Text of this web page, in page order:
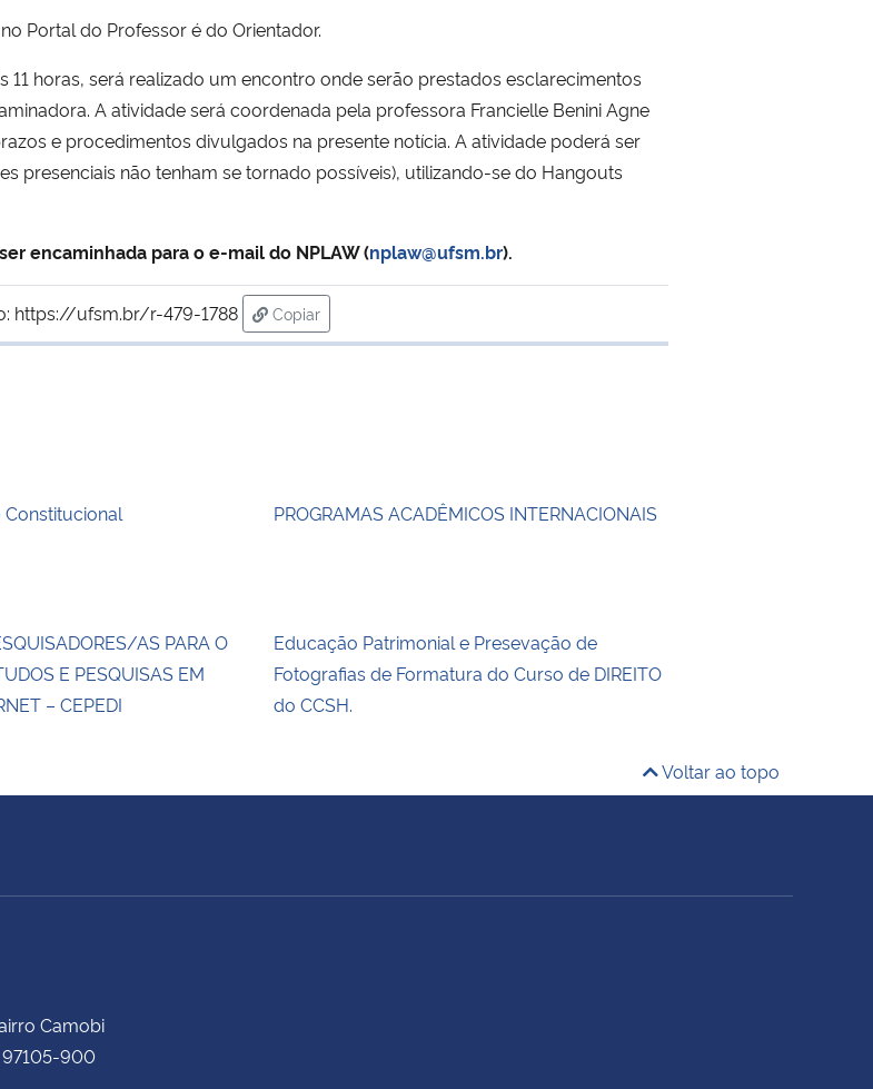
Portal do Professor é do Orientador.
11 horas, será realizado um encontro onde serão prestados esclarecimentos
A atividade será coordenada pela professora Francielle Benini Agne
e procedimentos divulgados na presente notícia. A atividade poderá ser
presenciais não tenham se tornado possíveis), utilizando-se do Hangouts
encaminhada para o e-mail do NPLAW (nplaw@ufsm.br).
https://ufsm.br/r-479-1788
Copiar
para área de transferência
PROGRAMAS ACADÊMICOS INTERNACIONAIS
AS PARA O
E PESQUISAS EM
– CEPEDI
Educação Patrimonial e Presevação de
Fotografias de Formatura do Curso de DIREITO
do CCSH.
Voltar ao topo
Camobi
97105-900